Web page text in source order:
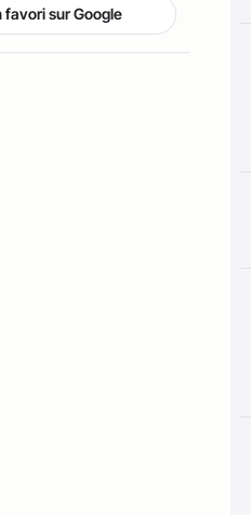
sur Google